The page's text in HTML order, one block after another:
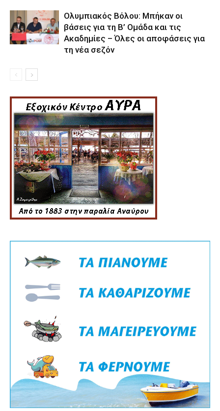
Ολυμπιακός Βόλου: Μπήκαν οι
βάσεις για τη Β’ Ομάδα και τις
Ακαδημίες – Όλες οι αποφάσεις για
τη νέα σεζόν